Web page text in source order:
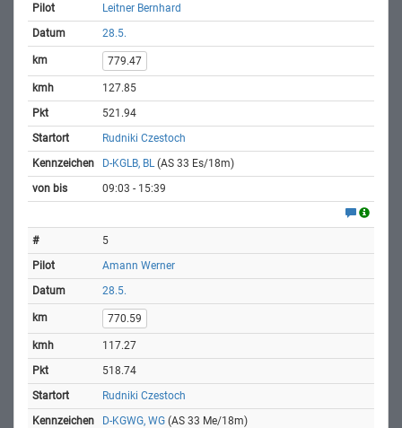
Leitner Bernhard
28.5.
779.47
127.85
521.94
Rudniki Czestoch
D-KGLB, BL (AS 33 Es/18m)
09:03 - 15:39
5
Amann Werner
28.5.
770.59
117.27
518.74
Rudniki Czestoch
D-KGWG, WG (AS 33 Me/18m)